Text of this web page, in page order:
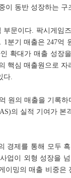
이 동반 성장하는 구
문이다. 팍시게임
분기 매출은 247억
확대가 매출 성장
핵심 매출원으로
다.
원의 매출을 기록
의 실적 기여가
경제를 통해 모두
업이 외형 성장을
밍의 매출 비중은